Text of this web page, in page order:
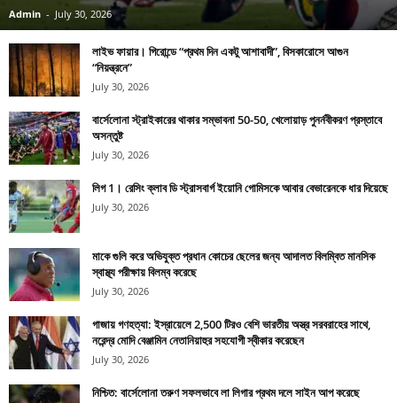
Admin - July 30, 2026
লাইভ ফায়ার। গিরোন্ডে “প্রথম দিন একটু আশাবাদী”, বিসকারোসে আগুন
“নিয়ন্ত্রনে”
July 30, 2026
বার্সেলোনা স্ট্রাইকারের থাকার সম্ভাবনা 50-50, খেলোয়াড় পুনর্নবীকরণ প্রস্তাবে
অসন্তুষ্ট
July 30, 2026
লিগ 1। রেসিং ক্লাব ডি স্ট্রাসবার্গ ইয়োনি গোমিসকে আবার বেভারেনকে ধার দিয়েছে
July 30, 2026
মাকে গুলি করে অভিযুক্ত প্রধান কোচের ছেলের জন্য আদালত বিলম্বিত মানসিক
স্বাস্থ্য পরীক্ষায় বিলম্ব করেছে
July 30, 2026
গাজায় গণহত্যা: ইস্রায়েলে 2,500 টিরও বেশি ভারতীয় অস্ত্র সরবরাহের সাথে,
নরেন্দ্র মোদি বেঞ্জামিন নেতানিয়াহুর সহযোগী স্বীকার করেছেন
July 30, 2026
নিশ্চিত: বার্সেলোনা তরুণ সফলভাবে লা লিগার প্রথম দলে সাইন আপ করেছে